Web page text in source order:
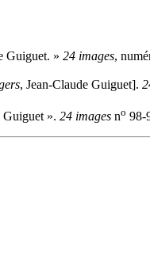
Guiguet. » 24 images,
, Jean-Claude Guiguet].
Guiguet ». 24 images no 98-